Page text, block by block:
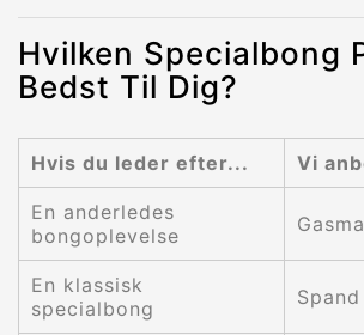
Hvilken Specialbong
Bedst Til Dig?
Hvis du leder efter... Vi
En anderledes
bongoplevelse
En klassisk
specialbong